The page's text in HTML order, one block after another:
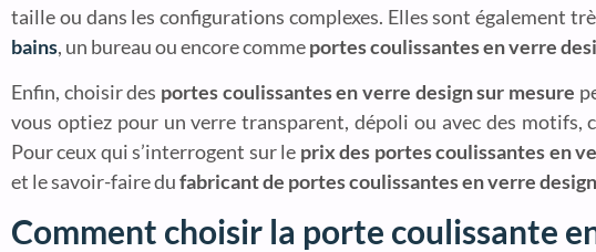
taille ou dans les configurations complexes. Elles sont également
bains, un bureau ou encore commeportes coulissantes en verre
Enfin, choisir des portes coulissantes en verre design sur mesure
vous optiez pour un verre transparent, dépoli ou avec des
Pour ceux qui s’interrogent sur le prix des portes coulissantes en
et le savoir-faire dufabricant de portes coulissantes en verre design
Comment choisir la porte coulissante